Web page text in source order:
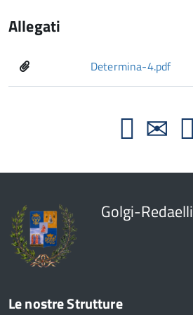
Allegati
Determina-4.pdf
Golgi-Redaelli
Le nostre Strutture